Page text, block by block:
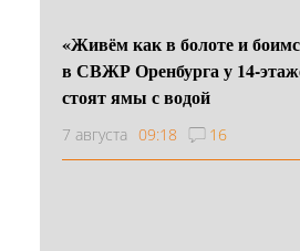
«Живём как в болоте и
в СВЖР Оренбурга у 14-
стоят ямы с водой
7 августа 09:18 16